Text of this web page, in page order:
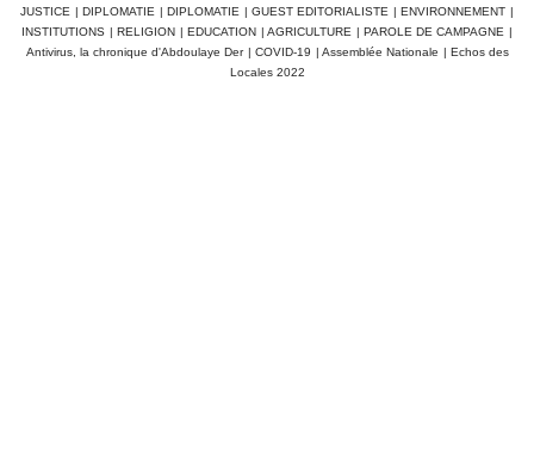
JUSTICE | DIPLOMATIE | DIPLOMATIE | GUEST EDITORIALISTE | ENVIRONNEMENT |
INSTITUTIONS | RELIGION | EDUCATION | AGRICULTURE | PAROLE DE CAMPAGNE |
Antivirus, la chronique d'Abdoulaye Der | COVID-19 | Assemblée Nationale | Echos des
Locales 2022